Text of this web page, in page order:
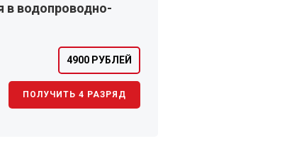
в водопроводно-
4900 РУБЛЕЙ
ПОЛУЧИТЬ 4 РАЗРЯД